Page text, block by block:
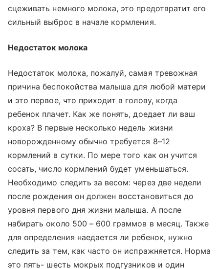
сцеживать немного молока, это предотвратит его
сильный выброс в начале кормления.
Недостаток молока
Недостаток молока, пожалуй, самая тревожная
причина беспокойства малыша для любой матери
и это первое, что приходит в голову, когда
ребенок плачет. Как же понять, доедает ли ваш
кроха? В первые несколько недель жизни
новорожденному обычно требуется 8–12
кормлений в сутки. По мере того как он учится
сосать, число кормлений будет уменьшаться.
Необходимо следить за весом: через две недели
после рождения он должен восстановиться до
уровня первого дня жизни малыша. А после
набирать около 500 – 600 граммов в месяц. Также
для определения наедается ли ребенок, нужно
следить за тем, как часто он испражняется. Норма
это пять- шесть мокрых подгузников и один